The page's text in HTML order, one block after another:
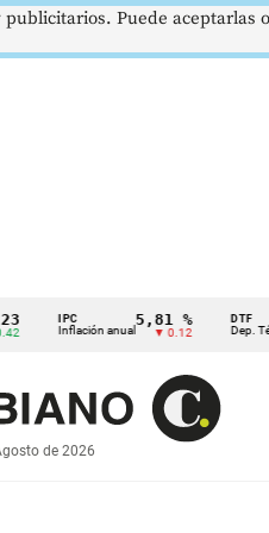
IPC
Inflación anual
5,81 %
▼ 0.12
DTF
Dep. Término
de 2026
Puede aceptarlas